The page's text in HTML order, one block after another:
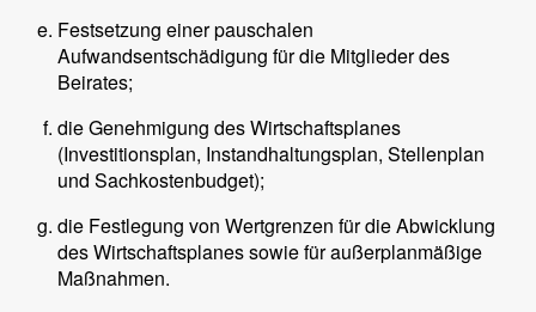
Festsetzung einer pauschalen
Aufwandsentschädigung für die Mitglieder des
Beirates;
die Genehmigung des Wirtschaftsplanes
(Investitionsplan, Instandhaltungsplan, Stellenplan
und Sachkostenbudget);
die Festlegung von Wertgrenzen für die Abwicklung
des Wirtschaftsplanes sowie für außerplanmäßige
Maßnahmen.